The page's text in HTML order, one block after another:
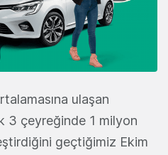
ulaşan
3 çeyreğinde 1 milyon
geçtiğimiz Ekim